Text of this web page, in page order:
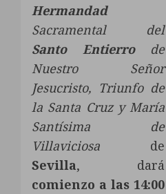
Hermandad
Sacramental del
Santo Entierrode
Nuestro Señor
Jesucristo, Triunfo de
la Santa Cruz y María
Santísima de
Villaviciosa de
Sevilla, dará
comienzo a las 14:00